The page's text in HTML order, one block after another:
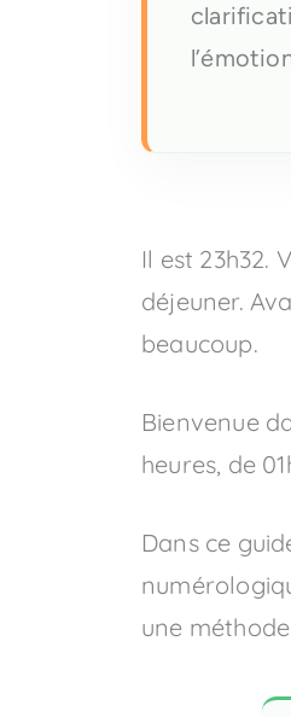
Il est 23h32.
déjeuner.
beaucoup.
Bienvenue
heures, de
Dans ce
une